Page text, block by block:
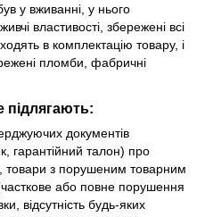
у вживанні, у нього
властивості, збережені всі
в комплектацію товару, і
пломби, фабричні
підлягають:
документів
гарантійний талон) про
товари з порушеним товарним
або повне порушення
відсутність будь-яких